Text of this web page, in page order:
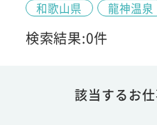
和歌山県 龍神温泉
検索結果:0件
該当するお